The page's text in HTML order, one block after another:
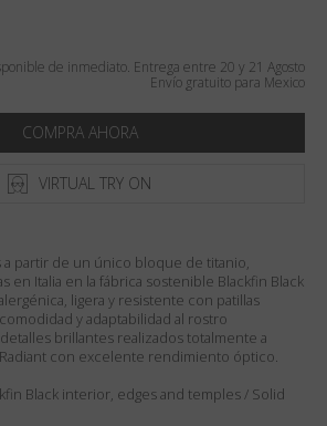
de inmediato. Entrega entre 20 y 21 Agosto
Envío gratuito para Mexico
COMPRA AHORA
VIRTUAL TRY ON
a partir de un único bloque de titanio,
en Italia en la fábrica sostenible Blackfin Black
ligera y resistente con patillas
y adaptabilidad al rostro
brillantes realizados totalmente a
con excelente rendimiento óptico.
Black interior, edges and temples / Solid